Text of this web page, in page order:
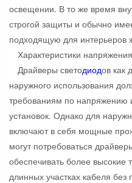
освещении. В то же время
строгой защиты и обычно
подходящую для интерьеров
Характеристики
Драйверы светодиодов как
наружного использования
требованиям по напряжению
установок. Однако для
включают в себя мощные
могут потребоваться
обеспечивать более высокие
длинных участках кабеля